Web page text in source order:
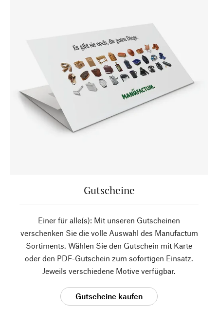
Gutscheine
Einer für alle(s): Mit unseren Gutscheinen
verschenken Sie die volle Auswahl des Manufactum
Sortiments. Wählen Sie den Gutschein mit Karte
oder den PDF-Gutschein zum sofortigen Einsatz.
Jeweils verschiedene Motive verfügbar.
Gutscheine kaufen